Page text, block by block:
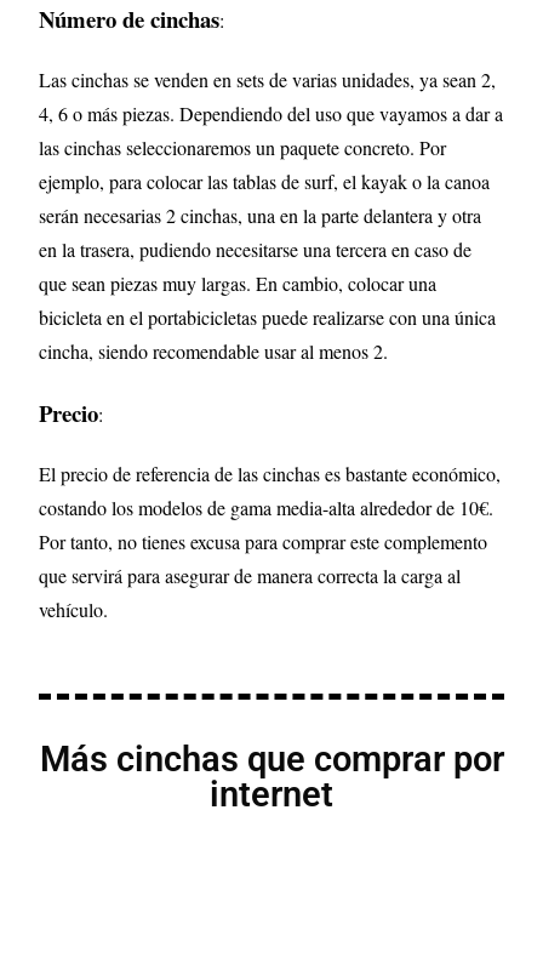
Número de cinchas:
Las cinchas se venden en sets de varias unidades, ya sean 2,
4, 6 o más piezas. Dependiendo del uso que vayamos a dar a
las cinchas seleccionaremos un paquete concreto. Por
ejemplo, para colocar las tablas de surf, el kayak o la canoa
serán necesarias 2 cinchas, una en la parte delantera y otra
en la trasera, pudiendo necesitarse una tercera en caso de
que sean piezas muy largas. En cambio, colocar una
bicicleta en el portabicicletas puede realizarse con una única
cincha, siendo recomendable usar al menos 2.
Precio:
El precio de referencia de las cinchas es bastante económico,
costando los modelos de gama media-alta alrededor de 10€.
Por tanto, no tienes excusa para comprar este complemento
que servirá para asegurar de manera correcta la carga al
vehículo.
Más cinchas que comprar por
internet